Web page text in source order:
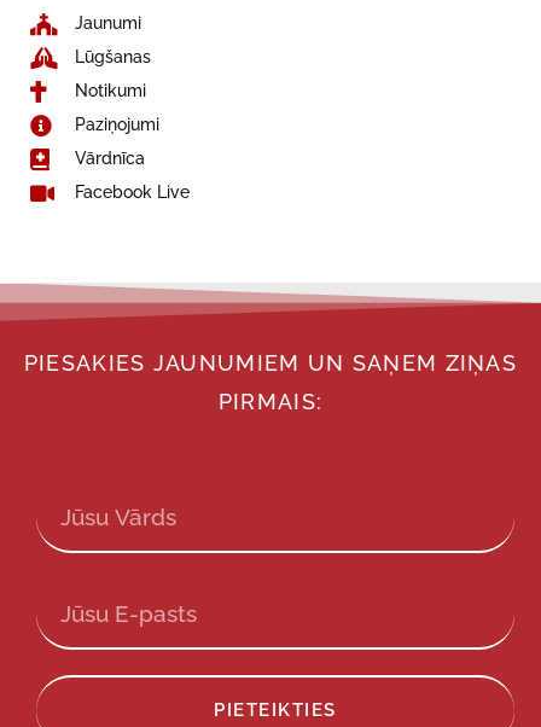
Jaunumi
Lūgšanas
Notikumi
Paziņojumi
Vārdnīca
Facebook Live
PIESAKIES JAUNUMIEM UN SAŅEM ZIŅAS
PIRMAIS:
PIETEIKTIES